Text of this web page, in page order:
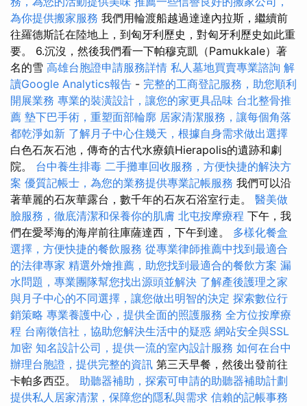
為你提供搬家服務 我們用輪渡船越過達達內拉斯，繼續前
往羅德斯託在陸地上，到匈牙利歷史，對匈牙利歷史如此重
要。 6.沉沒，然後我們看一下帕穆克凱（Pamukkale）著
名的雪 高雄台胞證申請服務詳情 私人墓地買賣專業諮詢 解
讀Google Analytics報告 - 完整的工商登記服務，助您順利
開展業務 專業的裝潢設計，讓您的家更具品味 台北整骨推
薦 墊下巴手術，重塑面部輪廓 居家清潔服務，讓每個角落
都乾淨如新 了解月子中心住幾天，根據自身需求做出選擇
白色石灰石池，傳奇的古代水療鎮Hierapolis的遺跡和劇
院。 台中養生排毒 二手攤車回收服務，方便快捷的解決方
案 優質記帳士，為您的業務提供專業記帳服務 我們可以沿
著華麗的石灰華露台，數千年的石灰石浴室行走。 醫美做
臉服務，徹底清潔和保養你的肌膚 北屯按摩療程 下午，我
們在愛琴海的海岸前往庫薩達西，下午到達。 多樣化餐盒
選擇，方便快捷的餐飲服務 從專業律師推薦中找到最適合
的法律專家 精選外燴推薦，助您找到最適合的餐飲方案 漏
水問題，專業團隊幫您找出源頭並解決 了解產後護理之家
與月子中心的不同選擇，讓您做出明智的決定 探索數位行
銷策略 專業養護中心，提供全面的照護服務 全方位按摩療
程 台南徵信社，協助您解決生活中的疑惑 網站安全與SSL
加密 知名設計公司，提供一流的室內設計服務 如何在台中
辦理台胞證，提供完整的資訊 第三天早餐，然後出發前往
卡帕多西亞。 助聽器補助，探索可申請的助聽器補助計劃
提供私人居家清潔，保障您的隱私與需求 信賴的記帳事務